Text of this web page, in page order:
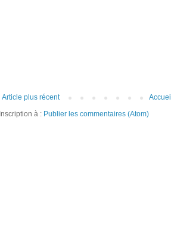
Article plus récent
Accueil
Inscription à : Publier les commentaires (Atom)